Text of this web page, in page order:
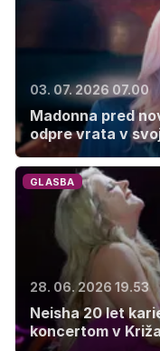
03. 07. 2026 07.00
Madonna pred
odpre vrata v
GLASBA
28. 06. 2026 19.53
Neisha 20 let
koncertom v